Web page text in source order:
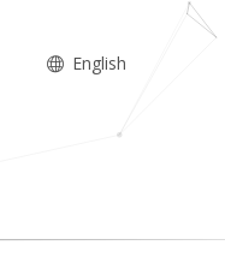
English